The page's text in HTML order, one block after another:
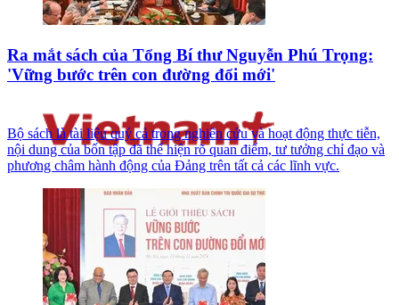
Ra mắt sách của Tổng Bí thư Nguyễn Phú Trọng:
'Vững bước trên con đường đổi mới'
Bộ sách là tài liệu quý cả trong nghiên cứu và hoạt động thực tiễn,
nội dung của bốn tập đã thể hiện rõ quan điểm, tư tưởng chỉ đạo và
phương châm hành động của Đảng trên tất cả các lĩnh vực.